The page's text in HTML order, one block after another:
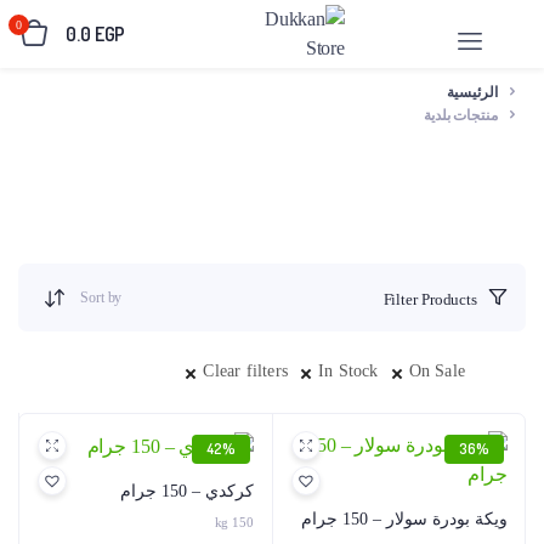
0.0 EGP
0
الرئيسية
منتجات بلدية
Filter Products
Sort by
Clear filters In Stock On Sale
36%
ويكة بودرة سولار – 150 جرام
42%
كركدي – 150 جرام
150 kg